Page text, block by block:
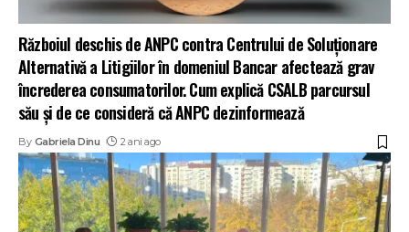
Războiul deschis de ANPC contra Centrului de Soluționare
Alternativă a Litigiilor în domeniul Bancar afectează grav
încrederea consumatorilor. Cum explică CSALB parcursul
său și de ce consideră că ANPC dezinformează
By Gabriela Dinu 2 ani ago